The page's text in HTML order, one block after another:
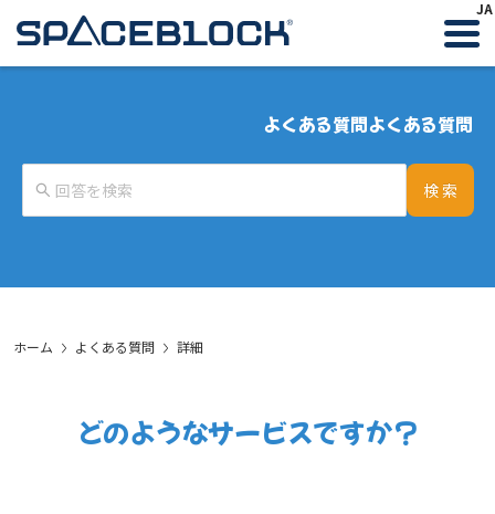
JA
よくある質問よくある質問
検 索
ホーム よくある質問 詳細
どのようなサービスですか？